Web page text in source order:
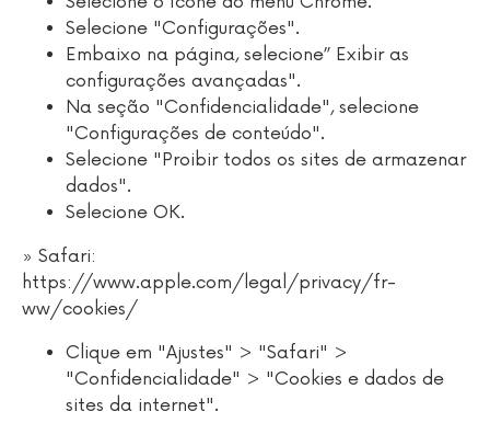
Selecione "Configurações".
Embaixo na página, selecione” Exibir as
configurações avançadas".
Na seção "Confidencialidade", selecione
"Configurações de conteúdo".
Selecione "Proibir todos os sites de armazenar
dados".
Selecione OK.
» Safari:
https://www.apple.com/legal/privacy/fr-
ww/cookies/
Clique em "Ajustes" > "Safari" >
"Confidencialidade" > "Cookies e dados de
sites da internet".